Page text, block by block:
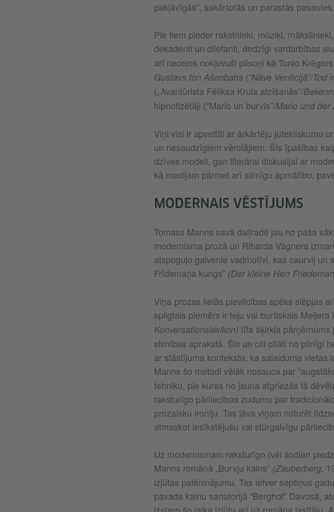
pakļāvīgās”, sakārtotās un parastās pasaules.
Pie tiem pieder rakstnieki, mūziķi,
dekadenti un diletanti, dedzīgi vardarbības
arī neceļos nokļuvuši pilsoņi kā Tonio Krēgers
Gustavs fon Ašenbahs (“Nāve Venēcijā“/Tod
(„Avantūrista Fēliksa Krula atzīšanās”/
hipnotizētāji (“Mario un burvis”/Mario und der
Viņi visi ir apveltīti ar ārkārtēju jutekliskumu
un nesaudzīgiem vērotājiem. Šīs īpašības
dzīves modeli, gan literārai diskusijai ar
kā medijam pārmet arī slimīgu apmātību,
MODERNAIS VĒSTĪJUMS
Tomass Manns savā daiļradē jau no paša
modernisma prozā un Riharda Vāgnera
atspoguļo galvenie vadmotīvi, kas caurvij un
Frīdemaņa kungs” (Der kleine Herr
Viņa prozas lielās pievilcības spēks slēpjas
spilgtais piemērs ir teju vai burtiskais Meijera
Konversationslexikon) tīfa šķirkļa pārņēmums
slimības aprakstā. Šis un citi citāti no pilnīgi
ar stāstījuma kontekstu, ka salaiduma vietas
Manns šo metodi vēlāk nosauca par
tehniku, pie kuras no jauna atgriezās tā
raksturīgo pārliecības zudumu par
prozaisku ironiju. Tas ļāva viņam noturēt
atmaskot iesīkstējušu vai stūrgalvīgu
Uz modernismam raksturīgo (vēl šodien
Manns romānā „Burvju kalns“ (Zauberberg,
izjūtas palēninājumu. Tas ietver septiņus
pavada kalnu sanatorijā “Berghof” Davosā,